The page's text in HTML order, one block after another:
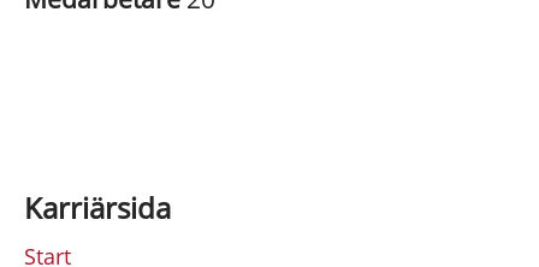
Karriärsida
Start